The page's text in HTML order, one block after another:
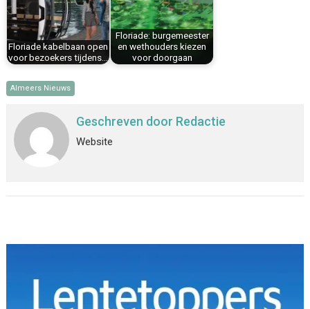
Floriade kabelbaan open
voor bezoekers tijdens…
Floriade: burgemeester
en wethouders kiezen
voor doorgaan
Almeers Nieuws
Geschreven door Redactie
Website